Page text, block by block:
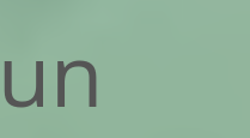
un